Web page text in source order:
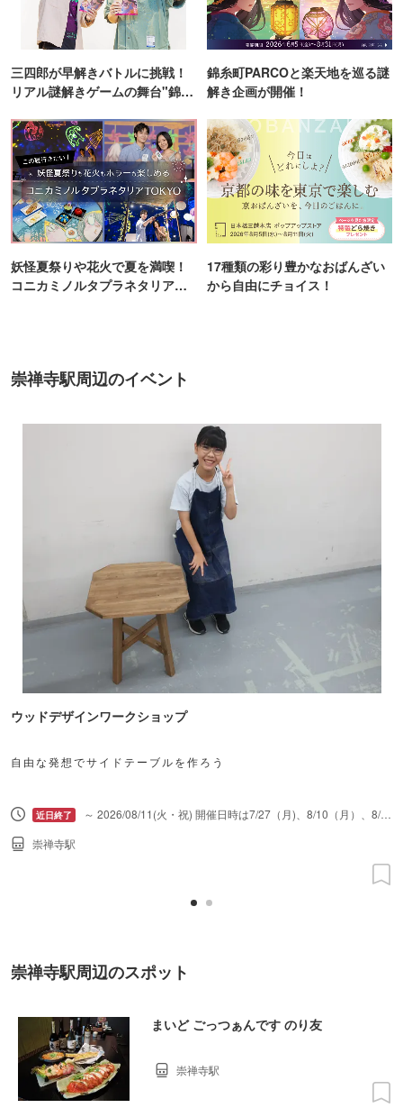
三四郎が早解きバトルに挑戦！
リアル謎解きゲームの舞台"錦糸
錦糸町PARCOと楽天地を巡る謎
解き企画が開催！
妖怪夏祭りや花火で夏を満喫！
コニカミノルタプラネタリア
17種類の彩り豊かなおばんざい
から自由にチョイス！
崇禅寺駅周辺のイベント
ウッドデザインワークショップ
自由な発想でサイドテーブルを作ろう
～ 2026/08/11(火・祝) 開催日時は7/27（月)、8/10（月）、8/11（火・祝）。全3回。
崇禅寺駅
崇禅寺駅周辺のスポット
まいど ごっつぁんです のり友
崇禅寺駅